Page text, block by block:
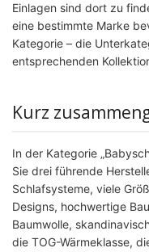
Einlagen sind dort zu
eine bestimmte Marke
Kategorie – die
entsprechenden
Kurz
In der Kategorie
Sie drei führende
Schlafsysteme, viele
Designs, hochwertige
Baumwolle,
die TOG-Wärmeklasse,